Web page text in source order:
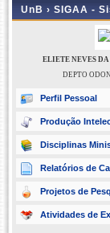
UnB › SIGAA -
ELIETE NEVES
DEPTO
Perfil Pessoal
Produção
Disciplinas
Relatórios de
Projetos de
Atividades de